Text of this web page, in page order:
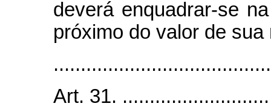
deverá enquadrar-se
próximo do valor de
Art. 31.